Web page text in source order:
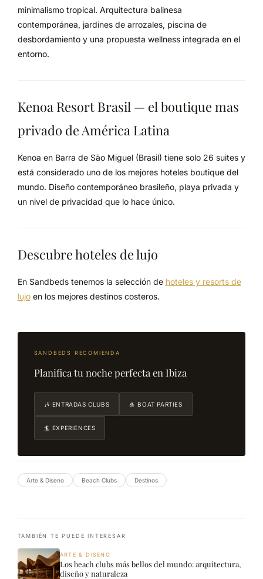
minimalismo tropical. Arquitectura balinesa
contemporánea, jardines de arrozales, piscina de
desbordamiento y una propuesta wellness integrada en el
entorno.
Kenoa Resort Brasil — el boutique mas
privado de América Latina
Kenoa en Barra de São Miguel (Brasil) tiene solo 26 suites y
está considerado uno de los mejores hoteles boutique del
mundo. Diseño contemporáneo brasileño, playa privada y
un nivel de privacidad que lo hace único.
Descubre hoteles de lujo
En Sandbeds tenemos la selección de hoteles y resorts de
lujoen los mejores destinos costeros.
SANDBEDS RECOMIENDA
Planifica tu noche perfecta en Ibiza
🎶 ENTRADAS CLUBS 🎍 BOAT PARTIES
🏄 EXPERIENCES
Arte & Diseno Beach Clubs Destinos
TAMBIÉN TE PUEDE INTERESAR
ARTE & DISENO
Los beach clubs más bellos del mundo: arquitectura,
diseño y naturaleza